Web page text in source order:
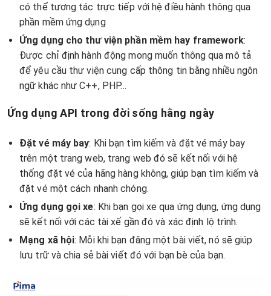
có thể tương tác trực tiếp với hệ điều hành thông qua
phần mềm ứng dụng
Ứng dụng cho thư viện phần mềm hay framework:
Được chỉ định hành động mong muốn thông qua mô tả
để yêu cầu thư viện cung cấp thông tin bằng nhiều ngôn
ngữ khác như C++, PHP…
Ứng dụng API trong đời sống hằng ngày
Đặt vé máy bay: Khi bạn tìm kiếm và đặt vé máy bay
trên một trang web, trang web đó sẽ kết nối với hệ
thống đặt vé của hãng hàng không, giúp bạn tìm kiếm và
đặt vé một cách nhanh chóng.
Ứng dụng gọi xe: Khi bạn gọi xe qua ứng dụng, ứng dụng
sẽ kết nối với các tài xế gần đó và xác định lộ trình.
Mạng xã hội: Mỗi khi bạn đăng một bài viết, nó sẽ giúp
lưu trữ và chia sẻ bài viết đó với bạn bè của bạn.